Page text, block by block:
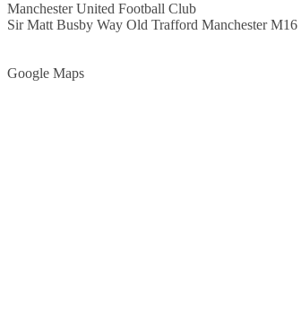
Manchester United Football Club
Sir Matt Busby Way Old Trafford Manchester M16
Google Maps